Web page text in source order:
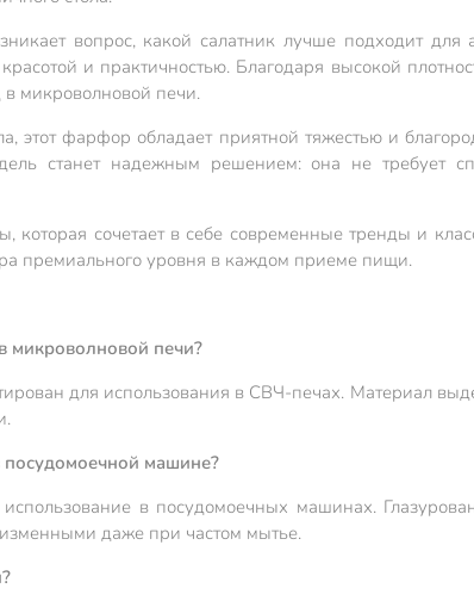
вопрос, какой салатник лучше подходит для
и практичностью. Благодаря высокой
в микроволновой печи.
этот фарфор обладает приятной тяжестью и
станет надежным решением: она не требует
сочетает в себе современные тренды и
премиального уровня в каждом приеме пищи.
микроволновой печи?
для использования в СВЧ-печах. Материал
посудомоечной машине?
в посудомоечных машинах.
даже при частом мытье.